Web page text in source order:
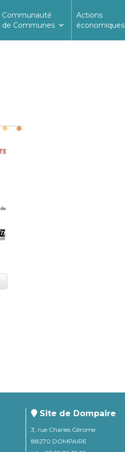
Communauté
de Communes
Actions
économiques
Site de Dompaire
3, rue Charles Gérome
88270 DOMPAIRE